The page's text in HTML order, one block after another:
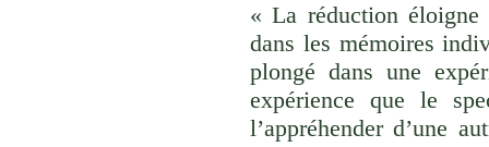
« La réduction
dans les mémoires
plongé dans une
expérience que le
l’appréhender d’une